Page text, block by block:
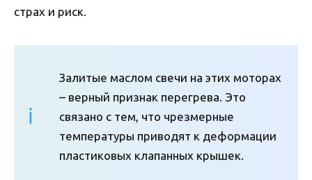
страх и риск.
Залитые маслом свечи на этих моторах
– верный признак перегрева. Это
связано с тем, что чрезмерные
температуры приводят к деформации
пластиковых клапанных крышек.